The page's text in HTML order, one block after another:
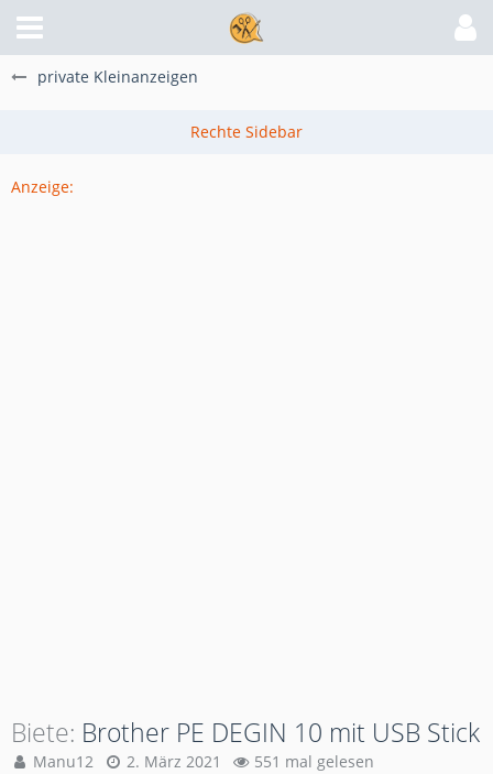
private Kleinanzeigen
Anzeige:
Biete Brother PE DEGIN 10 mit USB Stick
Manu12 2. März 2021 551 mal gelesen